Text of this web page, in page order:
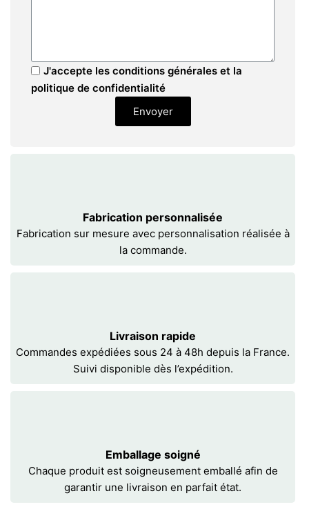
J'accepte les conditions générales et la
politique de confidentialité
Envoyer
Fabrication personnalisée
Fabrication sur mesure avec personnalisation réalisée à
la commande.
Livraison rapide
Commandes expédiées sous 24 à 48h depuis la France.
Suivi disponible dès l’expédition.
Emballage soigné
Chaque produit est soigneusement emballé afin de
garantir une livraison en parfait état.